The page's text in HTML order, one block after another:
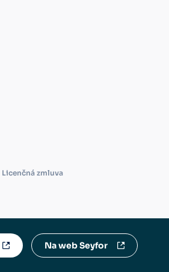
Licenčná zmluva
Na web Seyfor